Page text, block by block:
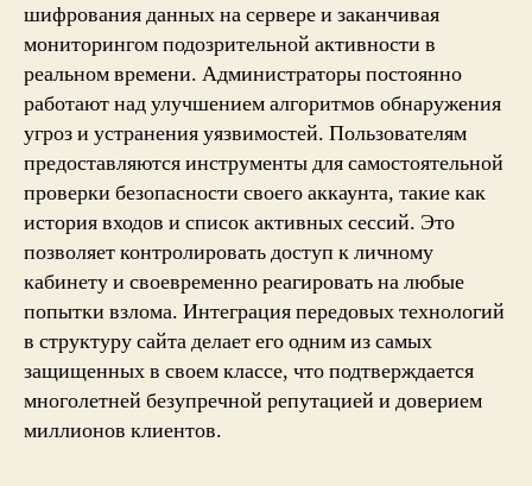
шифрования данных на сервере и заканчивая
мониторингом подозрительной активности в
реальном времени. Администраторы постоянно
работают над улучшением алгоритмов обнаружения
угроз и устранения уязвимостей. Пользователям
предоставляются инструменты для самостоятельной
проверки безопасности своего аккаунта, такие как
история входов и список активных сессий. Это
позволяет контролировать доступ к личному
кабинету и своевременно реагировать на любые
попытки взлома. Интеграция передовых технологий
в структуру сайта делает его одним из самых
защищенных в своем классе, что подтверждается
многолетней безупречной репутацией и доверием
миллионов клиентов.